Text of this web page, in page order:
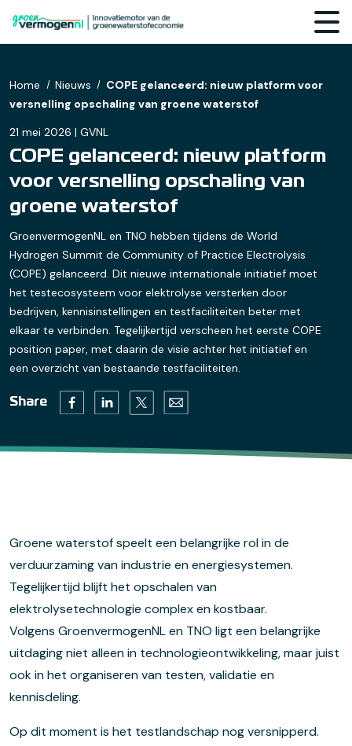
Home Nieuws
COPE gelanceerd: nieuw platform voor
versnelling opschaling van groene waterstof
21 mei 2026 | GVNL
COPE gelanceerd: nieuw platform
voor versnelling opschaling van
groene waterstof
GroenvermogenNL en TNO hebben tijdens de World
Hydrogen Summit de Community of Practice Electrolysis
(COPE) gelanceerd. Dit nieuwe internationale initiatief moet
het testecosysteem voor elektrolyse versterken door
bedrijven, kennisinstellingen en testfaciliteiten beter met
elkaar te verbinden. Tegelijkertijd verscheen het eerste COPE
position paper, met daarin de visie achter het initiatief en
een overzicht van bestaande testfaciliteiten.
Share Facebook (opens in a new tab)
Linkedin (opens in a new tab)
Twitter (opens in a new tab)
Email (opens default email
Groene waterstof speelt een belangrijke rol in de
verduurzaming van industrie en energiesystemen.
Tegelijkertijd blijft het opschalen van
elektrolysetechnologie complex en kostbaar.
Volgens GroenvermogenNL en TNO ligt een belangrijke
uitdaging niet alleen in technologieontwikkeling, maar juist
ook in het organiseren van testen, validatie en
kennisdeling.
Op dit moment is het testlandschap nog versnipperd.